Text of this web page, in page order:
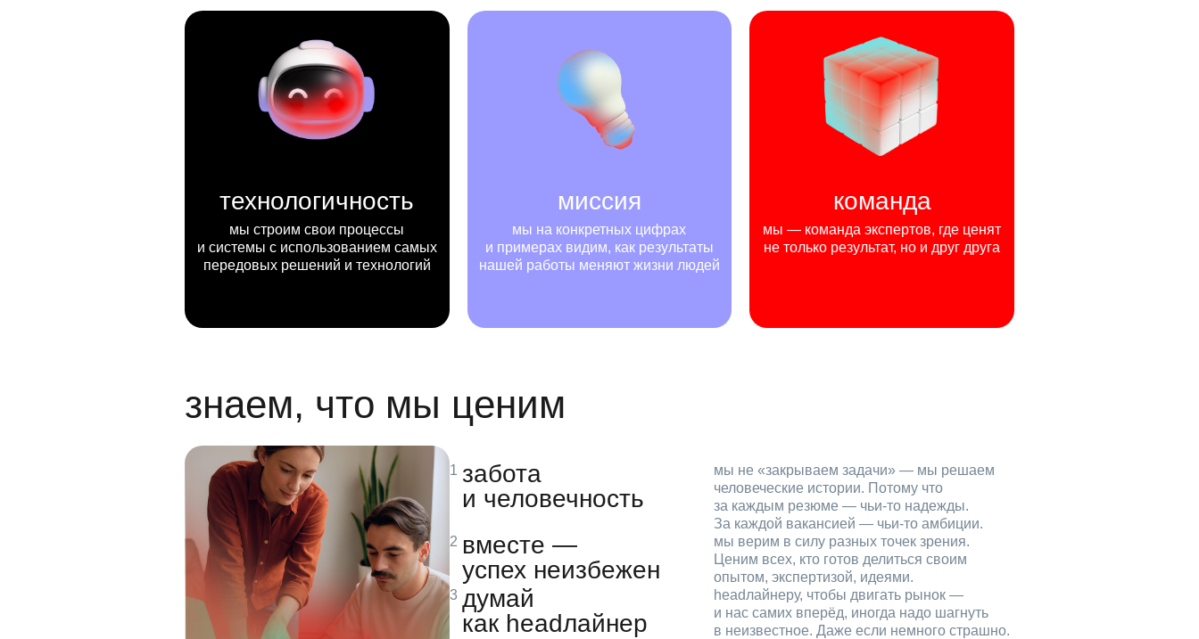
технологичность
мы строим свои процессы
и системы с использованием самых
передовых решений и технологий
миссия
мы на конкретных цифрах
и примерах видим, как результаты
нашей работы меняют жизни людей
команда
мы — команда экспертов, где ценят
не только результат, но и друг друга
знаем, что мы ценим
забота
и человечность
мы не «закрываем задачи» — мы решаем
человеческие истории. Потому что
за каждым резюме — чьи‑то надежды.
За каждой вакансией — чьи‑то амбиции.
вместе —
успех неизбежен
мы верим в силу разных точек зрения.
Ценим всех, кто готов делиться своим
опытом, экспертизой, идеями.
думай
как headлайнер
headлайнеру, чтобы двигать рынок —
и нас самих вперёд, иногда надо шагнуть
в неизвестное. Даже если немного страшно.